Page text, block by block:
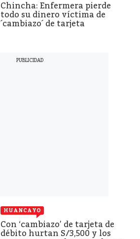
Chincha: Enfermera pierde
todo su dinero víctima de
´cambiazo´ de tarjeta
HUANCAYO
Con ‘cambiazo’ de tarjeta de
débito hurtan S/3,500 y los